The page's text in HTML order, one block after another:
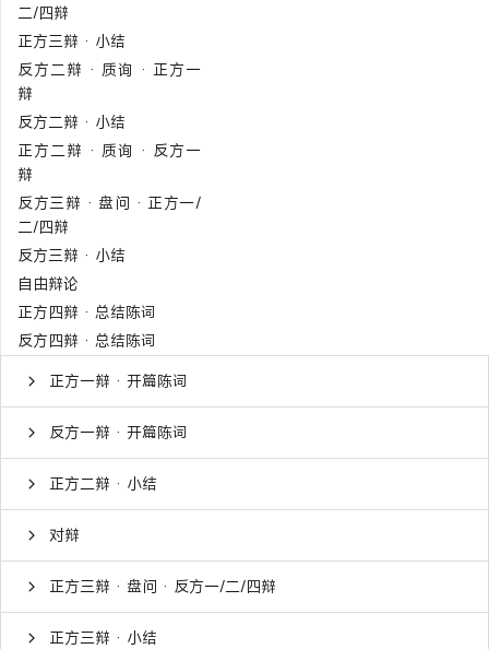
二/四辩
正方三辩 · 小结
反方二辩 · 质询 · 正方一
辩
反方二辩 · 小结
正方二辩 · 质询 · 反方一
辩
反方三辩 · 盘问 · 正方一/
二/四辩
反方三辩 · 小结
自由辩论
正方四辩 · 总结陈词
反方四辩 · 总结陈词
正方一辩 · 开篇陈词
反方一辩 · 开篇陈词
正方二辩 · 小结
对辩
正方三辩 · 盘问 · 反方一/二/四辩
正方三辩 · 小结